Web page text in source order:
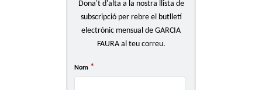
Dona't d'alta a la nostra llista de
subscripció per rebre el butlletí
electrònic mensual de GARCIA
FAURA al teu correu.
Nom *